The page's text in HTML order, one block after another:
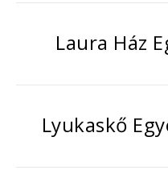
Laura Ház
Lyukaskő